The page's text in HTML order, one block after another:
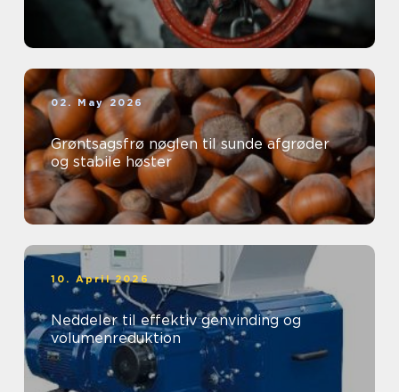
02. May 2026
Grøntsagsfrø nøglen til sunde afgrøder
og stabile høster
10. April 2026
Neddeler til effektiv genvinding og
volumenreduktion